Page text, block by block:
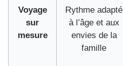
Voyage
sur
mesure
Rythme adapté
à l’âge et aux
envies de la
famille